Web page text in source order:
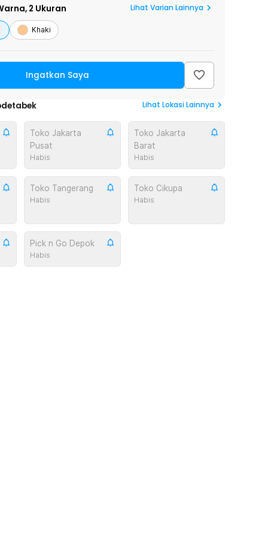
2 Ukuran Lihat Varian Lainnya
Khaki
Ingatkan Saya
Lihat Lokasi Lainnya
Toko Jakarta
Pusat
Habis
Toko Jakarta
Barat
Habis
Toko Tangerang
Habis
Toko Cikupa
Habis
Pick n Go Depok
Habis